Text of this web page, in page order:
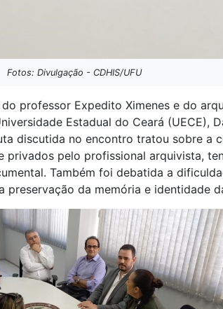
Fotos: Divulgação - CDHIS/UFU
professor Expedito Ximenes e do
Estadual do Ceará (UECE),
discutida no encontro tratou sobre a
pelo profissional arquivista,
Também foi debatida a
preservação da memória e identidade